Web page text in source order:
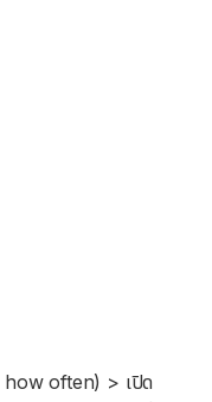
how often) > เปิด